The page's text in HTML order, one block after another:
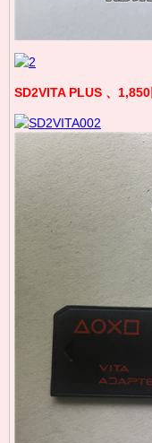
SD2VITA PLUS 、 1,850